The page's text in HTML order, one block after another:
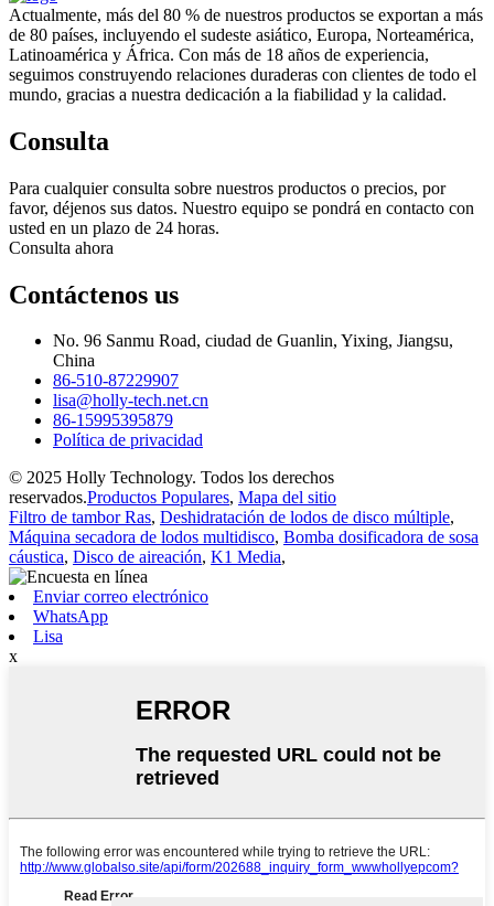
Actualmente, más del 80 % de nuestros productos se exportan a más
de 80 países, incluyendo el sudeste asiático, Europa, Norteamérica,
Latinoamérica y África. Con más de 18 años de experiencia,
seguimos construyendo relaciones duraderas con clientes de todo el
mundo, gracias a nuestra dedicación a la fiabilidad y la calidad.
Consulta
Para cualquier consulta sobre nuestros productos o precios, por
favor, déjenos sus datos. Nuestro equipo se pondrá en contacto con
usted en un plazo de 24 horas.
Consulta ahora
Contáctenos us
No. 96 Sanmu Road, ciudad de Guanlin, Yixing, Jiangsu,
China
86-510-87229907
lisa@holly-tech.net.cn
86-15995395879
Política de privacidad
© 2025 Holly Technology. Todos los derechos
reservados.Productos Populares, Mapa del sitio
Filtro de tambor Ras, Deshidratación de lodos de disco múltiple,
Máquina secadora de lodos multidisco, Bomba dosificadora de sosa
cáustica, Disco de aireación, K1 Media,
Enviar correo electrónico
WhatsApp
Lisa
x